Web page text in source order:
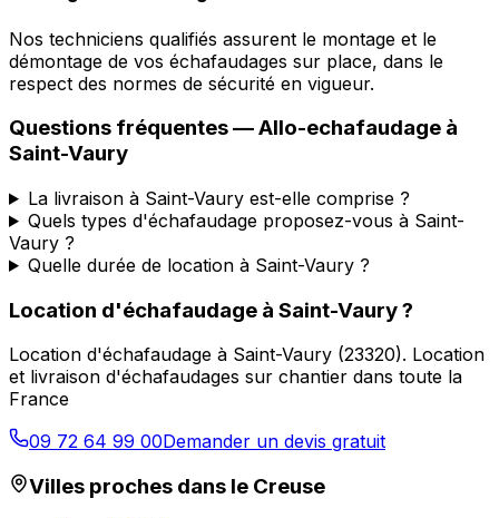
Nos techniciens qualifiés assurent le montage et le
démontage de vos échafaudages sur place, dans le
respect des normes de sécurité en vigueur.
Questions fréquentes —Allo-echafaudage à
Saint-Vaury
La livraison à Saint-Vaury est-elle comprise ?
Quels types d'échafaudage proposez-vous à Saint-
Vaury ?
Quelle durée de location à Saint-Vaury ?
Location d'échafaudage à Saint-Vaury?
Location d'échafaudage à Saint-Vaury (23320). Location
et livraison d'échafaudages sur chantier dans toute la
France
09 72 64 99 00Demander un devis gratuit
Villes proches dans le Creuse